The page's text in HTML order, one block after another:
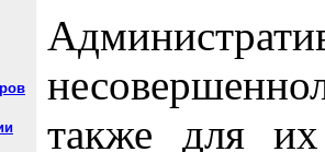
также для